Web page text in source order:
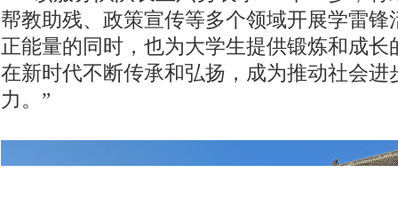
帮教助残、政策宣传等多个领域开展学雷锋
正能量的同时，也为大学生提供锻炼和成
在新时代不断传承和弘扬，成为推动社会进
力。”